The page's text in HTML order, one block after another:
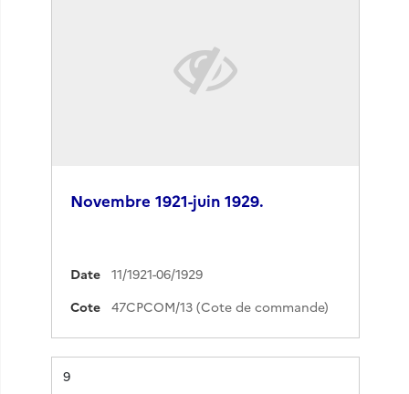
Novembre 1921-juin 1929.
Date
11/1921-06/1929
Cote
47CPCOM/13 (Cote de commande)
Résultat n°
9